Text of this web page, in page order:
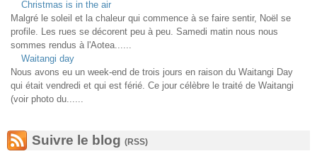
Suivre le blog (RSS)
Christmas is in the air
Malgré le soleil et la chaleur qui commence à se faire sentir, Noël se
profile. Les rues se décorent peu à peu. Samedi matin nous nous
sommes rendus à l'Aotea......
Waitangi day
Nous avons eu un week-end de trois jours en raison du Waitangi Day
qui était vendredi et qui est férié. Ce jour célèbre le traité de Waitangi
(voir photo du......